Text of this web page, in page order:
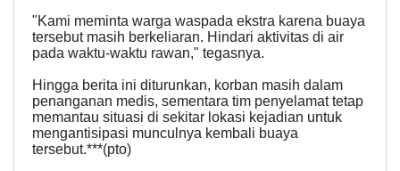
"Kami meminta warga waspada ekstra karena buaya
tersebut masih berkeliaran. Hindari aktivitas di air
pada waktu-waktu rawan," tegasnya.
Hingga berita ini diturunkan, korban masih dalam
penanganan medis, sementara tim penyelamat tetap
memantau situasi di sekitar lokasi kejadian untuk
mengantisipasi munculnya kembali buaya
tersebut.***(pto)